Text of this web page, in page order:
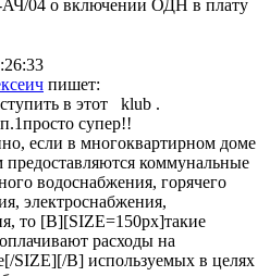
04 о включении ОДН в плату
пишет:
в этот klub .
супер!!
если в многоквартирном доме
предоставляются коммунальные
водоснабжения, горячего
электроснабжения,
то [B][SIZE=150px]такие
расходы на
SIZE][/B] используемых в целях